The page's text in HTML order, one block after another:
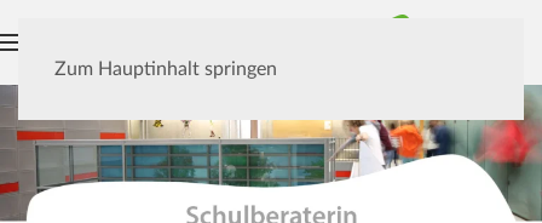
Zum Hauptinhalt springen